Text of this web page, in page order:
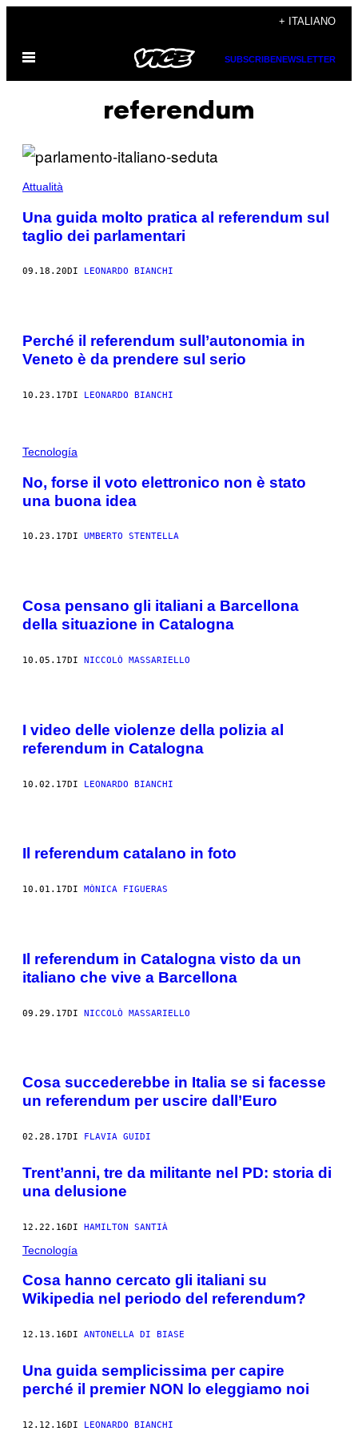
contenuto
+ ITALIANO
Apri
menu
SUBSCRIBENEWSLETTER
referendum
Attualità
Una guida molto pratica al referendum sul
taglio dei parlamentari
09.18.20DI LEONARDO BIANCHI
Perché il referendum sull’autonomia in
Veneto è da prendere sul serio
10.23.17DI LEONARDO BIANCHI
Tecnología
No, forse il voto elettronico non è stato
una buona idea
10.23.17DI UMBERTO STENTELLA
Cosa pensano gli italiani a Barcellona
della situazione in Catalogna
10.05.17DI NICCOLÒ MASSARIELLO
I video delle violenze della polizia al
referendum in Catalogna
10.02.17DI LEONARDO BIANCHI
Il referendum catalano in foto
10.01.17DI MÒNICA FIGUERAS
Il referendum in Catalogna visto da un
italiano che vive a Barcellona
09.29.17DI NICCOLÒ MASSARIELLO
Cosa succederebbe in Italia se si facesse
un referendum per uscire dall’Euro
02.28.17DI FLAVIA GUIDI
Trent’anni, tre da militante nel PD: storia di
una delusione
12.22.16DI HAMILTON SANTIÀ
Tecnología
Cosa hanno cercato gli italiani su
Wikipedia nel periodo del referendum?
12.13.16DI ANTONELLA DI BIASE
Una guida semplicissima per capire
perché il premier NON lo eleggiamo noi
12.12.16DI LEONARDO BIANCHI